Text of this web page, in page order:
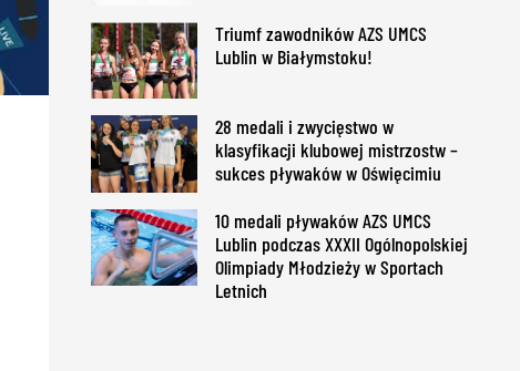
Triumf zawodników AZS UMCS
Lublin w Białymstoku!
28 medali i zwycięstwo w
klasyfikacji klubowej mistrzostw –
sukces pływaków w Oświęcimiu
10 medali pływaków AZS UMCS
Lublin podczas XXXII Ogólnopolskiej
Olimpiady Młodzieży w Sportach
Letnich